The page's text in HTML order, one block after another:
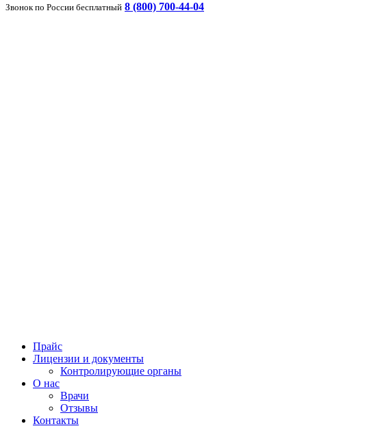
Звонок по России бесплатный 8 (800) 700-44-04
Прайс
Лицензии и документы
Контролирующие органы
О нас
Врачи
Отзывы
Контакты